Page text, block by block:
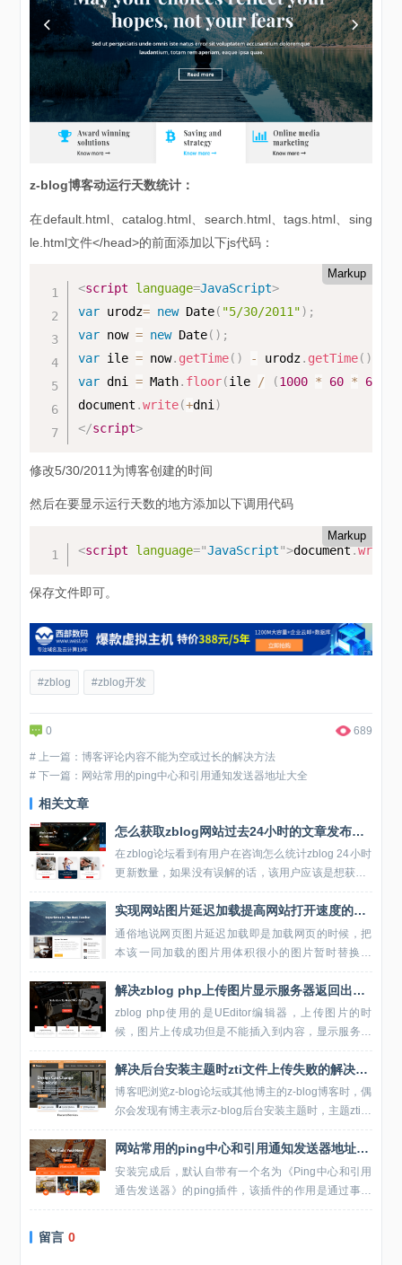
z-blog博客动运行天数统计：
在default.html、catalog.html、search.html、tags.html、sing
le.html文件</head>的前面添加以下js代码：
Markup
<script language=JavaScript>
var urodz= new Date( "5/30/2011") ;
var now = new Date( ) ;
var ile = now. getTime( ) - urodz. getTime( )
var dni = Math. floor(ile / (1000 * 60 * 60
document .write(+dni )
</script>
修改5/30/2011为博客创建的时间
然后在要显示运行天数的地方添加以下调用代码
Markup
<script language="JavaScript">document.write
保存文件即可。
#zblog #zblog开发
0 689
# 上一篇：博客评论内容不能为空或过长的解决方法
# 下一篇：网站常用的ping中心和引用通知发送器地址大全
相关文章
怎么获取zblog网站过去24小时的文章发布数量
在zblog论坛看到有用户在咨询怎么统计zblog 24小时
更新数量，如果没有误解的话，该用户应该是想获取z
blog网站在24小时内发布的文章数量。其实通过几句
基础的sql查询就可以实现，...
实现网站图片延迟加载提高网站打开速度的方法代码
通俗地说网页图片延迟加载即是加载网页的时候，把
本该一同加载的图片用体积很小的图片暂时替换加
载，达到减少加载体积的目的，当用户浏览到图片的
区域时再把原图片加载回来（大致是这个意思）！图
片延迟加载...
解决zblog php上传图片显示服务器返回出错问题的方法
zblog php使用的是UEditor编辑器，上传图片的时
候，图片上传成功但是不能插入到内容，显示服务器
返回出错。zblog管理员告知的解决方法是清理BOM
头，zblog应用中心提供了BOM...
解决后台安装主题时zti文件上传失败的解决方法
博客吧浏览z-blog论坛或其他博主的z-blog博客时，偶
尔会发现有博主表示z-blog后台安装主题时，主题zti文
件上传失败的问题。造成zti主题文件上传失败可能是
由于博主使用的服务器不支...
网站常用的ping中心和引用通知发送器地址大全
安装完成后，默认自带有一个名为《Ping中心和引用
通告发送器》的ping插件，该插件的作用是通过事先
输入的ping的搜索引擎地址，Z-Blog更新文章后，以X
留言 0